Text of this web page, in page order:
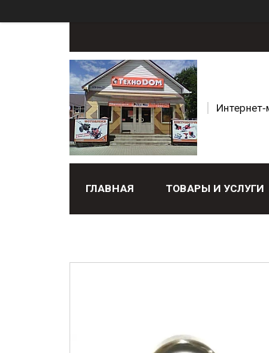
Интернет-
ГЛАВНАЯ ТОВАРЫ И УСЛУГИ